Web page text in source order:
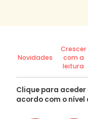
Novidades
Crescer
com a
leitura
Clique para
acordo com o nível